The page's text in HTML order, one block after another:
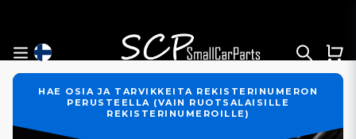
HAE OSIA JA TARVIKKEITA REKISTERINUMERON
PERUSTEELLA (VAIN RUOTSALAISILLE
REKISTERINUMEROILLE)